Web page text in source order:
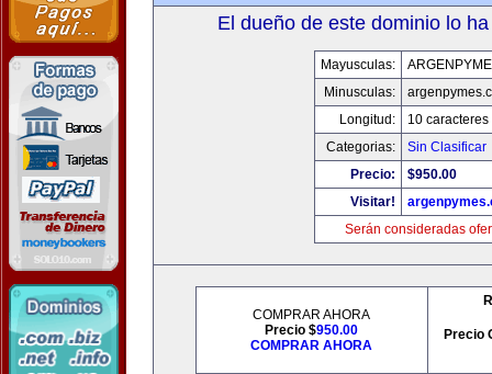
El dueño de este dominio lo
Mayusculas:
Minusculas:
Longitud:
10 caracteres
Categorias:
Sin Clasificar
Precio:
$950.00
Visitar!
Serán consideradas
COMPRAR AHORA
Precio $950.00
COMPRAR AHORA
Precio